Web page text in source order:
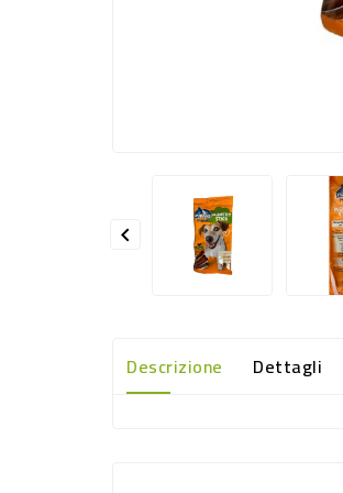

Descrizione Dettagli